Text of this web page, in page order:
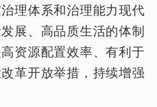
理体系和治理能力现代
展、高品质生活的体制
资源配置效率、有利于
革开放举措，持续增强